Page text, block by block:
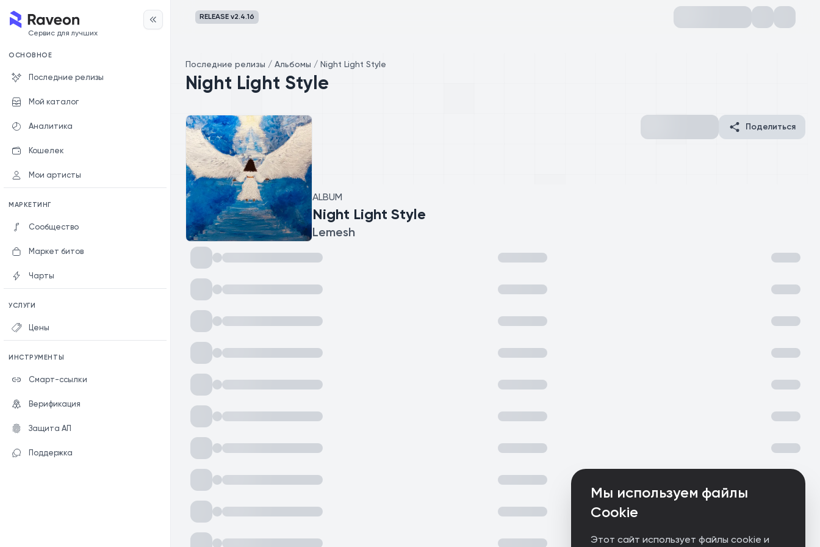
Мы используем файлы
Cookie
Этот сайт использует файлы cookie и
Сервис для лучших
ОСНОВНОЕ
Последние релизы
Мой каталог
Аналитика
Кошелек
Мои артисты
МАРКЕТИНГ
Сообщество
Маркет битов
Чарты
УСЛУГИ
Цены
ИНСТРУМЕНТЫ
Смарт-ссылки
Верификация
Защита АП
Поддержка
RELEASE v2.4.16
Последние релизы / Альбомы / Night Light Style
Night Light Style
ALBUM
Night Light Style
Lemesh
Поделиться